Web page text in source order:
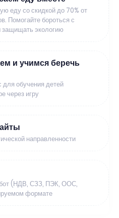
еду со скидкой до 70% от
Помогайте бороться с
экологию
и учимся беречь
для обучения детей
через игру
направленности
(НДВ, СЗЗ, ПЭК, ООС,
формате